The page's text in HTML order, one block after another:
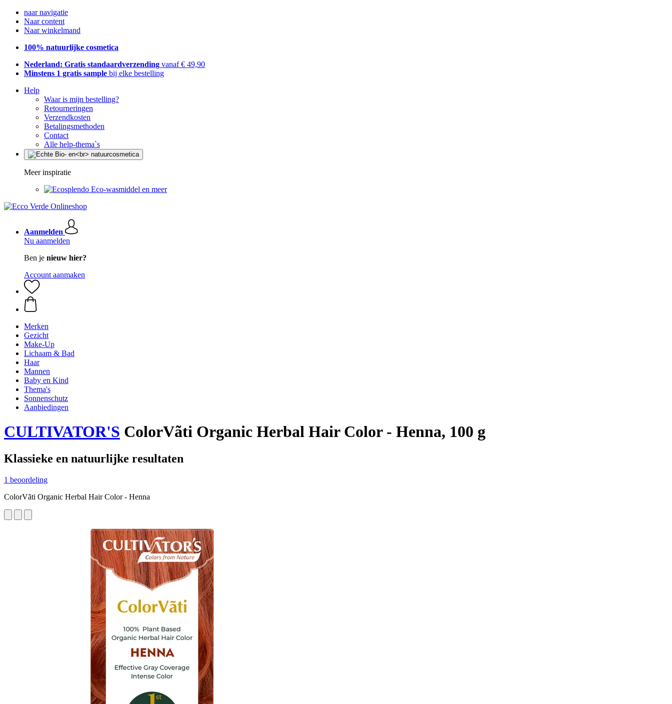
naar navigatie
Naar content
Naar winkelmand
100% natuurlijke cosmetica
Nederland: Gratis standaardverzending vanaf € 49,90
Minstens 1 gratis sample bij elke bestelling
Help
Waar is mijn bestelling?
Retourneringen
Verzendkosten
Betalingsmethoden
Contact
Alle help-thema`s
Meer inspiratie
Eco-wasmiddel en meer
Aanmelden
Nu aanmelden
Ben je nieuw hier?
Account aanmaken
Merken
Gezicht
Make-Up
Lichaam & Bad
Haar
Mannen
Baby en Kind
Thema's
Sonnenschutz
Aanbiedingen
CULTIVATOR'S ColorVãti Organic Herbal Hair Color - Henna, 100 g
Klassieke en natuurlijke resultaten
1 beoordeling
ColorVãti Organic Herbal Hair Color - Henna